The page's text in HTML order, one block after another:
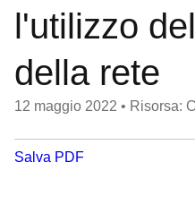
l'utilizzo
della rete
12 maggio 2022 • Risorsa:
Salva PDF